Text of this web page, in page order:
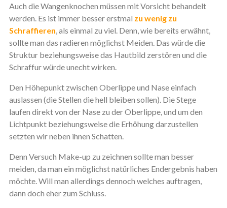
Auch die Wangenknochen müssen mit Vorsicht behandelt
werden. Es ist immer besser erstmal zu wenig zu
Schraffieren, als einmal zu viel. Denn, wie bereits erwähnt,
sollte man das radieren möglichst Meiden. Das würde die
Struktur beziehungsweise das Hautbild zerstören und die
Schraffur würde unecht wirken.
Den Höhepunkt zwischen Oberlippe und Nase einfach
auslassen (die Stellen die hell bleiben sollen). Die Stege
laufen direkt von der Nase zu der Oberlippe, und um den
Lichtpunkt beziehungsweise die Erhöhung darzustellen
setzten wir neben ihnen Schatten.
Denn Versuch Make-up zu zeichnen sollte man besser
meiden, da man ein möglichst natürliches Endergebnis haben
möchte. Will man allerdings dennoch welches auftragen,
dann doch eher zum Schluss.